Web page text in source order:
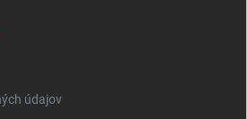
údajov